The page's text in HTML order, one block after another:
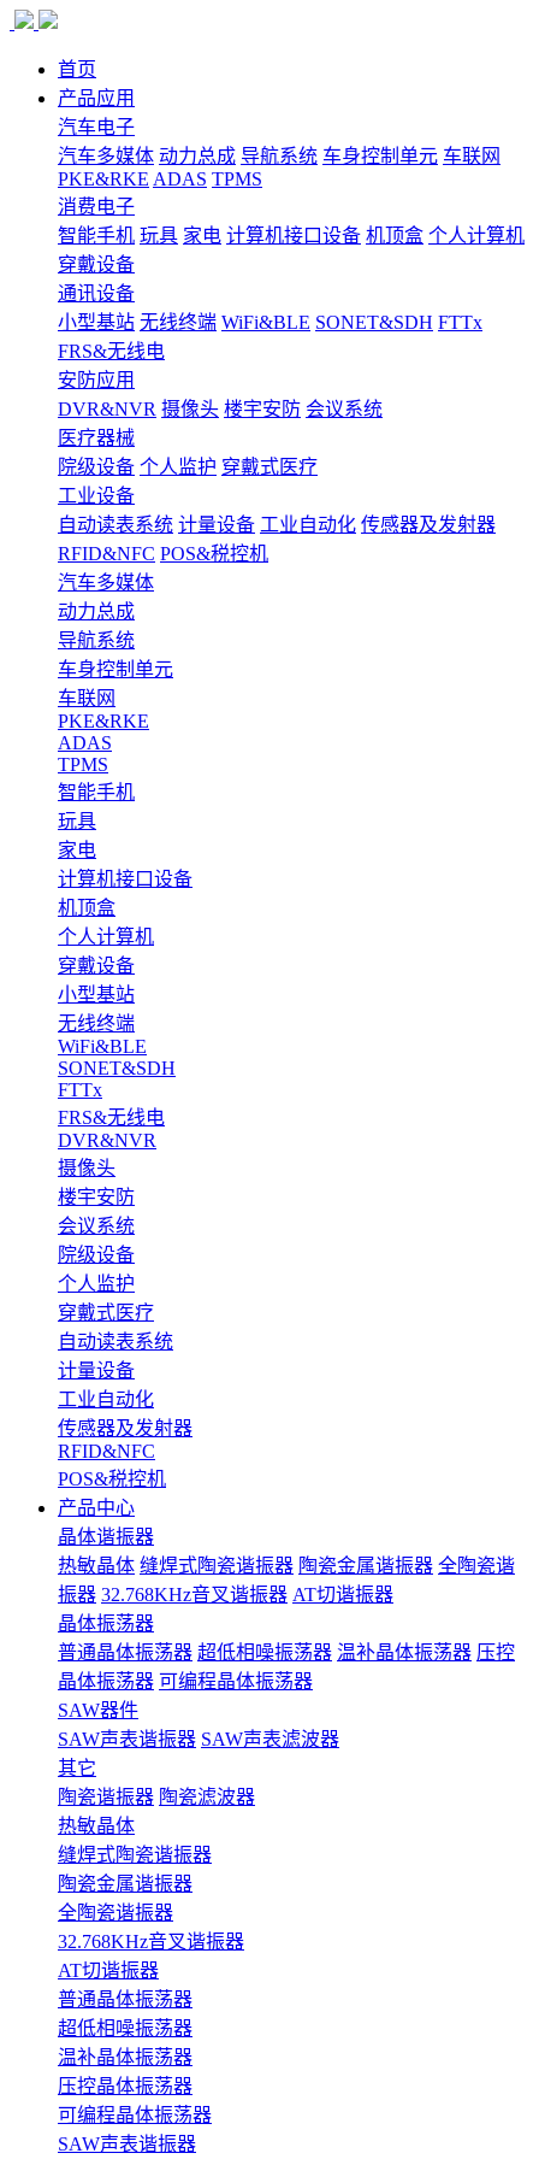
首页
产品应用
汽车电子
汽车多媒体 动力总成 导航系统 车身控制单元 车联网
PKE&RKE ADAS TPMS
消费电子
智能手机 玩具 家电 计算机接口设备 机顶盒 个人计算机
穿戴设备
通讯设备
小型基站 无线终端 WiFi&BLE SONET&SDH FTTx
FRS&无线电
安防应用
DVR&NVR 摄像头 楼宇安防 会议系统
医疗器械
院级设备 个人监护 穿戴式医疗
工业设备
自动读表系统 计量设备 工业自动化 传感器及发射器
RFID&NFC POS&税控机
汽车多媒体
动力总成
导航系统
车身控制单元
车联网
PKE&RKE
ADAS
TPMS
智能手机
玩具
家电
计算机接口设备
机顶盒
个人计算机
穿戴设备
小型基站
无线终端
WiFi&BLE
SONET&SDH
FTTx
FRS&无线电
DVR&NVR
摄像头
楼宇安防
会议系统
院级设备
个人监护
穿戴式医疗
自动读表系统
计量设备
工业自动化
传感器及发射器
RFID&NFC
POS&税控机
产品中心
晶体谐振器
热敏晶体 缝焊式陶瓷谐振器 陶瓷金属谐振器 全陶瓷谐
振器 32.768KHz音叉谐振器 AT切谐振器
晶体振荡器
普通晶体振荡器 超低相噪振荡器 温补晶体振荡器 压控
晶体振荡器 可编程晶体振荡器
SAW器件
SAW声表谐振器 SAW声表滤波器
其它
陶瓷谐振器 陶瓷滤波器
热敏晶体
缝焊式陶瓷谐振器
陶瓷金属谐振器
全陶瓷谐振器
32.768KHz音叉谐振器
AT切谐振器
普通晶体振荡器
超低相噪振荡器
温补晶体振荡器
压控晶体振荡器
可编程晶体振荡器
SAW声表谐振器